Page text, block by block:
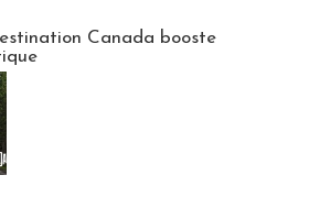
Canada booste